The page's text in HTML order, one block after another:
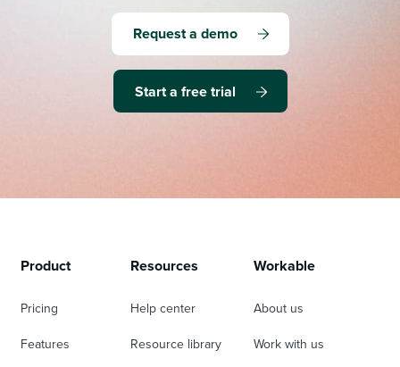
Request a demo
Start a free trial
Product
Pricing
Features
Resources
Help center
Resource library
Workable
About us
Work with us